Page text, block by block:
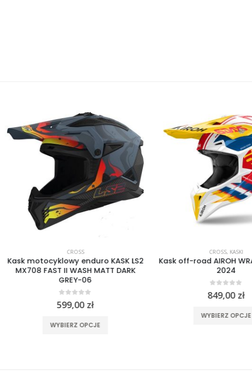
CROSS
Kask motocyklowy enduro KASK LS2
MX708 FAST II WASH MATT DARK
GREY-06
599,00zł
WYBIERZ OPCJE
CROSS,KASKI
Kask off-road AIROH
2024
849,00zł
WYBIERZ OPCJE